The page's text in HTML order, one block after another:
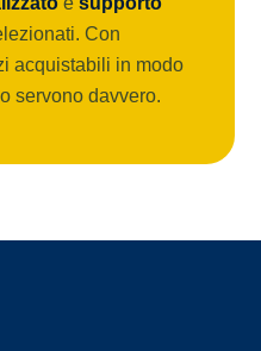
Con
acquistabili in modo
servono davvero.